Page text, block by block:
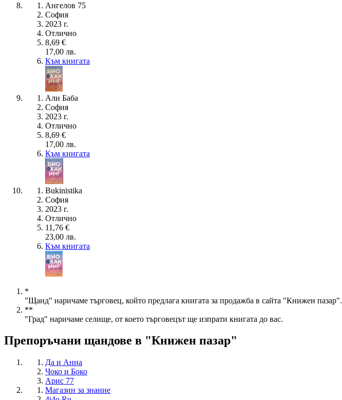
Ангелов 75
София
2023 г.
Отлично
8,69 €
17,00 лв.
Към книгата
Али Баба
София
2023 г.
Отлично
8,69 €
17,00 лв.
Към книгата
Bukinistika
София
2023 г.
Отлично
11,76 €
23,00 лв.
Към книгата
*
"Щанд" наричаме търговец, който предлага книгата за продажба в сайта "Книжен пазар".
**
"Град" наричаме селище, от което търговецът ще изпрати книгата до вас.
Препоръчани щандове в "Книжен пазар"
Да и Анна
Чоко и Боко
Арис 77
Магазин за знание